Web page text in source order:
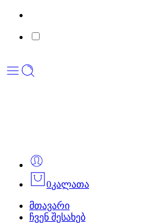
0კალათა
მთავარი
ჩვენ შესახებ